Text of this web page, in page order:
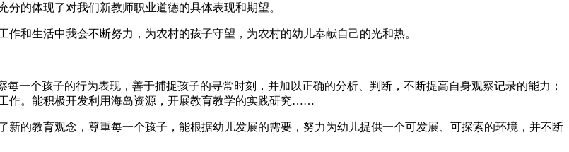
的体现了对我们新教师职业道德的具体表现和期望。
和生活中我会不断努力，为农村的孩子守望，为农村的幼儿奉献自己的光和热。
一个孩子的行为表现，善于捕捉孩子的寻常时刻，并加以正确的分析、判断，不断提高自身观察记录的能力；
作。能积极开发利用海岛资源，开展教育教学的实践研究……
的教育观念，尊重每一个孩子，能根据幼儿发展的需要，努力为幼儿提供一个可发展、可探索的环境，并不断